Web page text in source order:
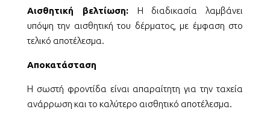
Αισθητική βελτίωση: Η διαδικασία λαμβάνει
υπόψη την αισθητική του δέρματος, με έμφαση στο
τελικό αποτέλεσμα.
Αποκατάσταση
Η σωστή φροντίδα είναι απαραίτητη για την ταχεία
ανάρρωση και το καλύτερο αισθητικό αποτέλεσμα.